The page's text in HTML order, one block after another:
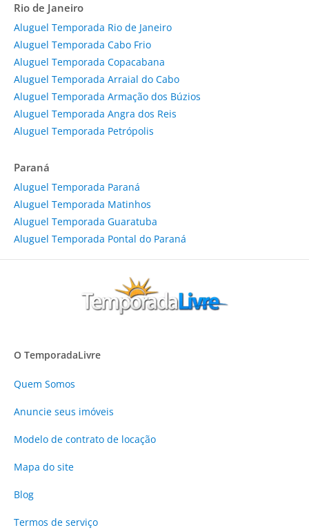
Rio de Janeiro
Aluguel Temporada Rio de Janeiro
Aluguel Temporada Cabo Frio
Aluguel Temporada Copacabana
Aluguel Temporada Arraial do Cabo
Aluguel Temporada Armação dos Búzios
Aluguel Temporada Angra dos Reis
Aluguel Temporada Petrópolis
Paraná
Aluguel Temporada Paraná
Aluguel Temporada Matinhos
Aluguel Temporada Guaratuba
Aluguel Temporada Pontal do Paraná
O TemporadaLivre
Quem Somos
Anuncie seus imóveis
Modelo de contrato de locação
Mapa do site
Blog
Termos de serviço